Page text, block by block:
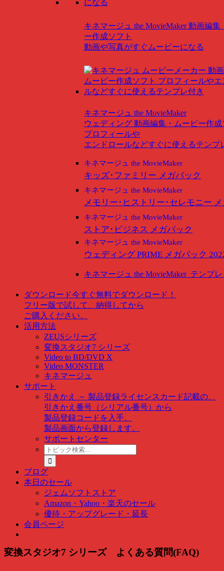
キネマージュ the MovieMaker 動画編集
ー作成ソフト
動画や写真がすぐムービーになる
キネマージュ the MovieMaker
ウェディング 動画編集・ムービー作成
プロフィールや
エンドロールなどすぐに使えるテンプ
キネマージュ the MovieMaker
キッズ･ファミリー メガパック
キネマージュ the MovieMaker
メモリー･ヒストリー･セレモニー
キネマージュ the MovieMaker
ストア･ビジネス メガパック
キネマージュ the MovieMaker
ウェディング PRIME メガパック
キネマージュ the MovieMakerテンプ
ダウンロード今すぐ無料でダウンロード！
フリー版で試して、納得してから
ご購入ください。
活用方法
ZEUSシリーズ
変換スタジオ7 シリーズ
Video to BD/DVD X
Video MONSTER
キネマージュ
サポート
引きかえ ～ 製品登録ライセンスカード記載の、
引きかえ番号（シリアル番号）から
製品登録コードを入手、
製品画面から登録します。
サポートセンター
ト
ピ
ッ
ク
検
索
…
ブログ
本日のセール
ジェムソフトストア
Amazon・Yahoo・楽天のセール
優待・アップグレード・延長
会員ページ
変換スタジオ7 シリーズ よくある質問(FAQ)